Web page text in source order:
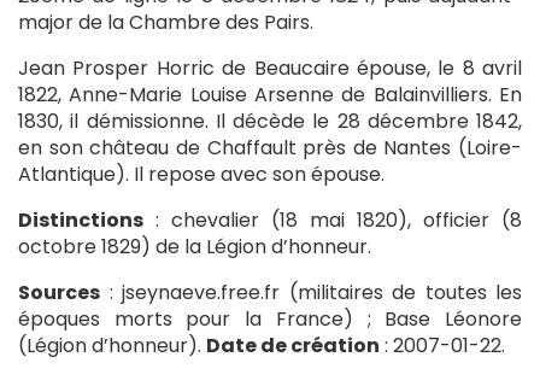
major de la Chambre des Pairs.
Jean Prosper Horric de Beaucaire épouse, le 8 avril
1822, Anne-Marie Louise Arsenne de Balainvilliers. En
1830, il démissionne. Il décède le 28 décembre 1842,
en son château de Chaffault près de Nantes (Loire-
Atlantique). Il repose avec son épouse.
Distinctions : chevalier (18 mai 1820), officier (8
octobre 1829) de la Légion d’honneur.
Sources : jseynaeve.free.fr (militaires de toutes les
époques morts pour la France) ; Base Léonore
(Légion d’honneur). Date de création : 2007-01-22.